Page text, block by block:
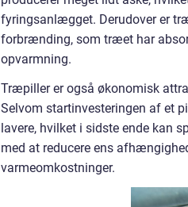
fyringsanlægget. Derudover er
forbrænding, som træet har
opvarmning.
Træpiller er også økonomisk
Selvom startinvesteringen af et
lavere, hvilket i sidste ende kan
med at reducere ens
varmeomkostninger.